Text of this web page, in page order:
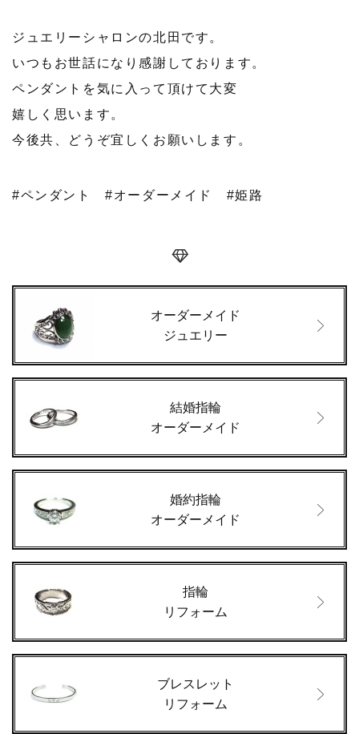
ジュエリーシャロンの北田です。
いつもお世話になり感謝しております。
ペンダントを気に入って頂けて大変
嬉しく思います。
今後共、どうぞ宜しくお願いします。
#ペンダント #オーダーメイド #姫路
オーダーメイド
ジュエリー
結婚指輪
オーダーメイド
婚約指輪
オーダーメイド
指輪
リフォーム
ブレスレット
リフォーム